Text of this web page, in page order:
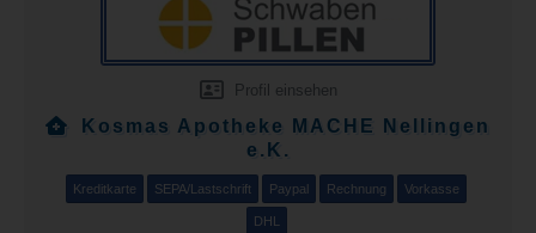
Profil einsehen
Kosmas Apotheke MACHE Nellingen
e.K.
Kreditkarte SEPA/Lastschrift Paypal Rechnung Vorkasse
DHL